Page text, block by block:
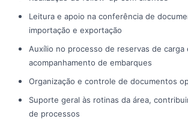
Leitura e apoio na conferência de
importação e exportação
Auxílio no processo de reservas de carga
acompanhamento de embarques
Organização e controle de documentos
Suporte geral às rotinas da área,
de processos